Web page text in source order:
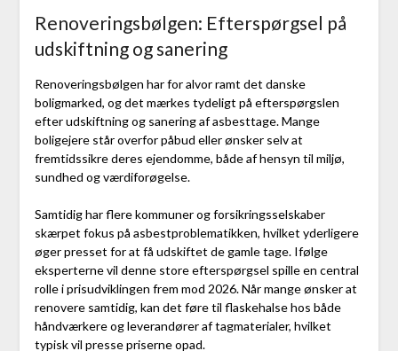
Renoveringsbølgen: Efterspørgsel på
udskiftning og sanering
Renoveringsbølgen har for alvor ramt det danske
boligmarked, og det mærkes tydeligt på efterspørgslen
efter udskiftning og sanering af asbesttage. Mange
boligejere står overfor påbud eller ønsker selv at
fremtidssikre deres ejendomme, både af hensyn til miljø,
sundhed og værdiforøgelse.
Samtidig har flere kommuner og forsikringsselskaber
skærpet fokus på asbestproblematikken, hvilket yderligere
øger presset for at få udskiftet de gamle tage. Ifølge
eksperterne vil denne store efterspørgsel spille en central
rolle i prisudviklingen frem mod 2026. Når mange ønsker at
renovere samtidig, kan det føre til flaskehalse hos både
håndværkere og leverandører af tagmaterialer, hvilket
typisk vil presse priserne opad.